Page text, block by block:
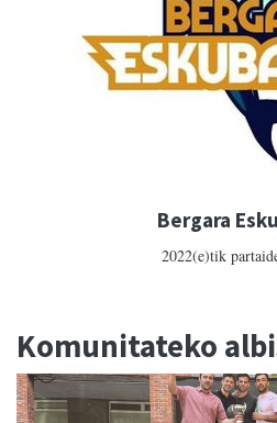
Bergara
2022(e)tik
Komunitateko